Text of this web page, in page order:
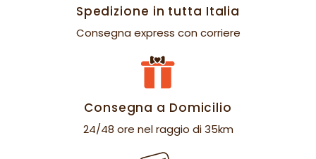
Spedizione in tutta Italia
Consegna express con corriere
Consegna a Domicilio
24/48 ore nel raggio di 35km